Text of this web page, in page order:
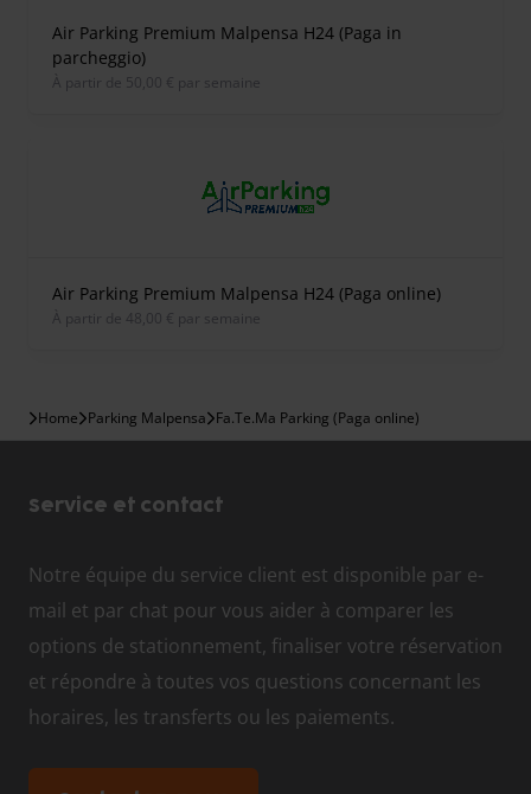
Air Parking Premium Malpensa H24 (Paga in
parcheggio)
À partir de 50,00 € par semaine
Air Parking Premium Malpensa H24 (Paga online)
À partir de 48,00 € par semaine
Home Parking Malpensa Fa.Te.Ma Parking (Paga online)
Service et contact
Notre équipe du service client est disponible par e-
mail et par chat pour vous aider à comparer les
options de stationnement, finaliser votre réservation
et répondre à toutes vos questions concernant les
horaires, les transferts ou les paiements.